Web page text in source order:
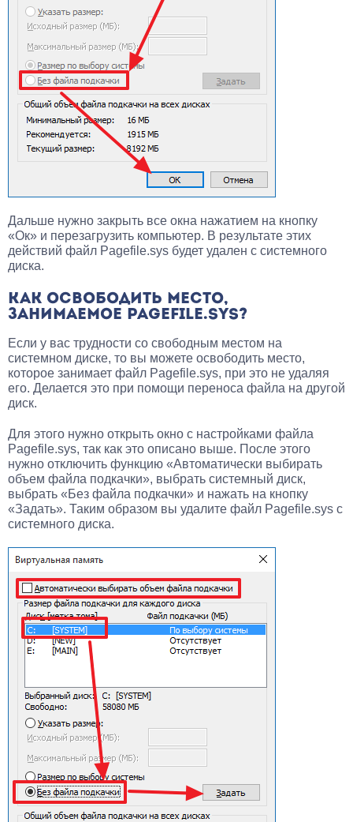
Дальше нужно закрыть все окна нажатием на кнопку
«Ок» и перезагрузить компьютер. В результате этих
действий файл Pagefile.sys будет удален с системного
диска.
КАК ОСВОБОДИТЬ МЕСТО,
ЗАНИМАЕМОЕ PAGEFILE.SYS?
Если у вас трудности со свободным местом на
системном диске, то вы можете освободить место,
которое занимает файл Pagefile.sys, при это не удаляя
его. Делается это при помощи переноса файла на другой
диск.
Для этого нужно открыть окно с настройками файла
Pagefile.sys, так как это описано выше. После этого
нужно отключить функцию «Автоматически выбирать
объем файла подкачки», выбрать системный диск,
выбрать «Без файла подкачки» и нажать на кнопку
«Задать». Таким образом вы удалите файл Pagefile.sys с
системного диска.